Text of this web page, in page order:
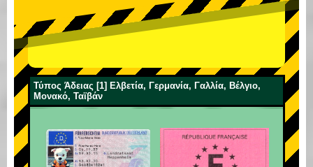
Τύπος Άδειας [1] Ελβετία, Γερμανία, Γαλλία, Βέλγιο,
Μονακό, Ταϊβάν